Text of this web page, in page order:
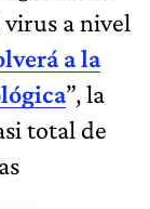
a nivel
a la
”, la
total de